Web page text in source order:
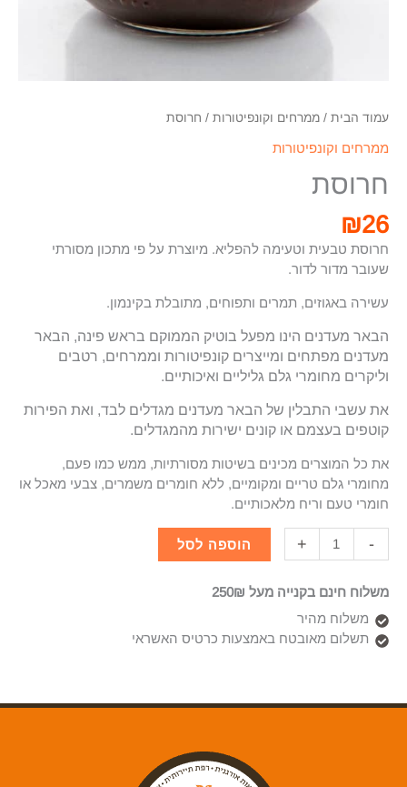
עמוד הבית / ממרחים וקונפיטורות / חרוסת
ממרחים וקונפיטורות
חרוסת
₪26
חרוסת טבעית וטעימה להפליא. מיוצרת על פי מתכון מסורתי
שעובר מדור לדור.
עשירה באגוזים, תמרים ותפוחים, מתובלת בקינמון.
הבאר מעדנים הינו מפעל בוטיק הממוקם בראש פינה, הבאר
מעדנים מפתחים ומייצרים קונפיטורות וממרחים, רטבים
וליקרים מחומרי גלם גליליים ואיכותיים.
את עשבי התבלין של הבאר מעדנים מגדלים לבד, ואת הפירות
קוטפים בעצמם או קונים ישירות מהמגדלים.
את כל המוצרים מכינים בשיטות מסורתיות, ממש כמו פעם,
מחומרי גלם טריים ומקומיים, ללא חומרים משמרים, צבעי מאכל או
חומרי טעם וריח מלאכותיים.
-
+ הוספה לסל
משלוח חינם בקנייה מעל 250₪
משלוח מהיר
תשלום מאובטח באמצעות כרטיס האשראי